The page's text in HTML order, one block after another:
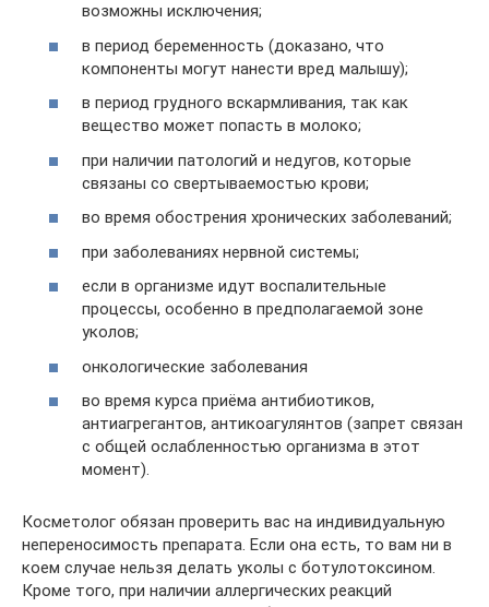
возможны исключения;
в период беременность (доказано, что
компоненты могут нанести вред малышу);
в период грудного вскармливания, так как
вещество может попасть в молоко;
при наличии патологий и недугов, которые
связаны со свертываемостью крови;
во время обострения хронических заболеваний;
при заболеваниях нервной системы;
если в организме идут воспалительные
процессы, особенно в предполагаемой зоне
уколов;
онкологические заболевания
во время курса приёма антибиотиков,
антиагрегантов, антикоагулянтов (запрет связан
с общей ослабленностью организма в этот
момент).
Косметолог обязан проверить вас на индивидуальную
непереносимость препарата. Если она есть, то вам ни в
коем случае нельзя делать уколы с ботулотоксином.
Кроме того, при наличии аллергических реакций